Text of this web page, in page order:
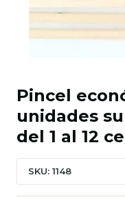
Pincel
unidades
del 1 al 12
SKU: 1148